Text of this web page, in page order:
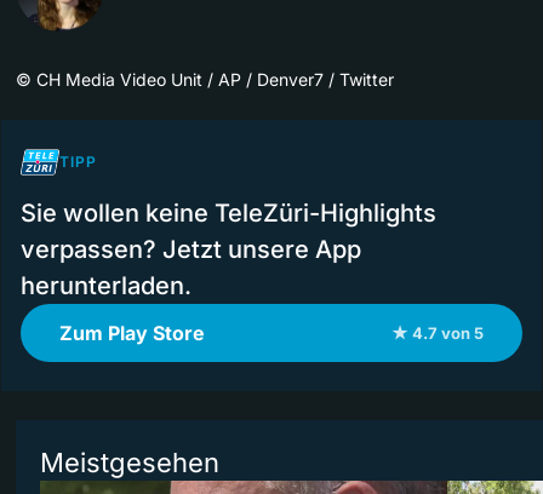
© CH Media Video Unit / AP / Denver7 / Twitter
TIPP
Sie wollen keine TeleZüri-Highlights
verpassen? Jetzt unsere App
herunterladen.
Zum Play Store ★ 4.7 von 5
Meistgesehen